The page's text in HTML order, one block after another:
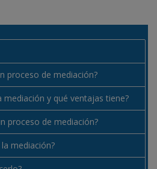
proceso de mediación?
mediación y qué ventajas tiene?
proceso de mediación?
mediación?